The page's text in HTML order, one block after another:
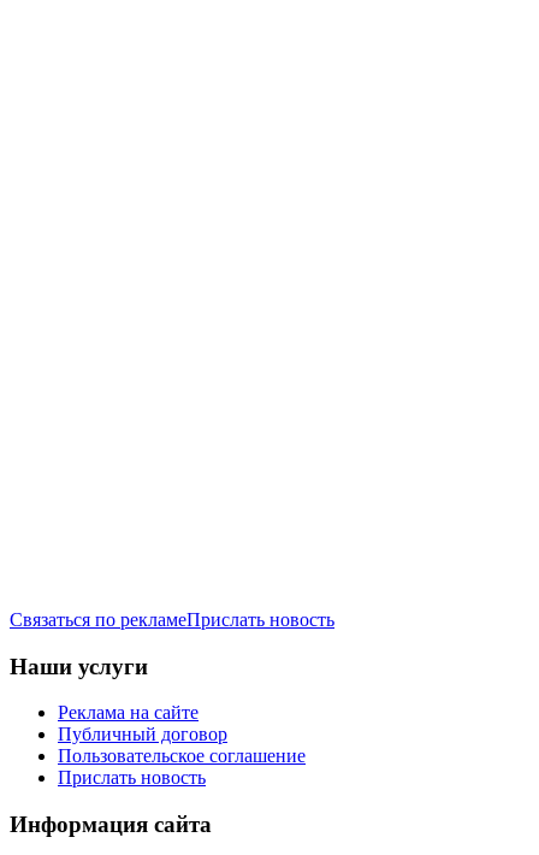
Связаться по рекламеПрислать новость
Наши услуги
Реклама на сайте
Публичный договор
Пользовательское соглашение
Прислать новость
Информация сайта